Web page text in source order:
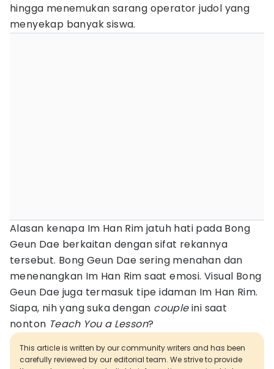
hingga menemukan sarang operator judol yang
menyekap banyak siswa.
Alasan kenapa Im Han Rim jatuh hati pada Bong
Geun Dae berkaitan dengan sifat rekannya
tersebut. Bong Geun Dae sering menahan dan
menenangkan Im Han Rim saat emosi. Visual Bong
Geun Dae juga termasuk tipe idaman Im Han Rim.
Siapa, nih yang suka dengan coupleini saat
nonton Teach You a Lesson?
This article is written by our community writers and has been
carefully reviewed by our editorial team. We strive to provide